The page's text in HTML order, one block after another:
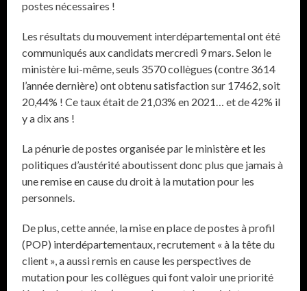
postes nécessaires !
Les résultats du mouvement interdépartemental ont été
communiqués aux candidats mercredi 9 mars. Selon le
ministère lui-même, seuls 3570 collègues (contre 3614
l’année dernière) ont obtenu satisfaction sur 17462, soit
20,44% ! Ce taux était de 21,03% en 2021… et de 42% il
y a dix ans !
La pénurie de postes organisée par le ministère et les
politiques d’austérité aboutissent donc plus que jamais à
une remise en cause du droit à la mutation pour les
personnels.
De plus, cette année, la mise en place de postes à profil
(POP) interdépartementaux, recrutement « à la tête du
client », a aussi remis en cause les perspectives de
mutation pour les collègues qui font valoir une priorité